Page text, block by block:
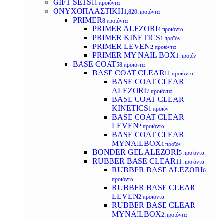
GIFT SETS11 προϊόντα
ΟΝΥΧΟΠΛΑΣΤΙΚΗ1,820 προϊόντα
PRIMER8 προϊόντα
PRIMER ALEZORI4 προϊόντα
PRIMER KINETICS1 προϊόν
PRIMER LEVEN2 προϊόντα
PRIMER MY NAIL BOX1 προϊόν
BASE COAT58 προϊόντα
BASE COAT CLEAR 11 προϊόντα
BASE COAT CLEAR
ALEZORI7 προϊόντα
BASE COAT CLEAR
KINETICS1 προϊόν
BASE COAT CLEAR
LEVEN2 προϊόντα
BASE COAT CLEAR
MYNAILBOX1 προϊόν
BONDER GEL ALEZORI5 προϊόντα
RUBBER BASE CLEAR 11 προϊόντα
RUBBER BASE ALEZORI6
προϊόντα
RUBBER BASE CLEAR
LEVEN2 προϊόντα
RUBBER BASE CLEAR
MYNAILBOX2 προϊόντα